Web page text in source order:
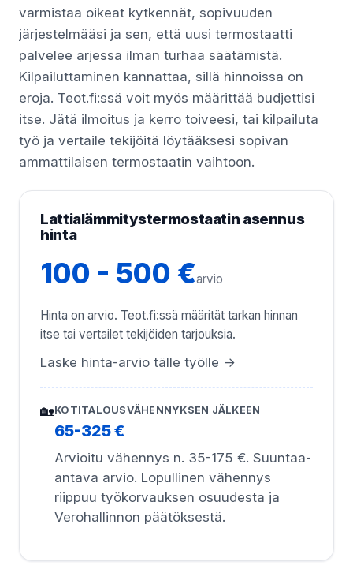
varmistaa oikeat kytkennät, sopivuuden
järjestelmääsi ja sen, että uusi termostaatti
palvelee arjessa ilman turhaa säätämistä.
Kilpailuttaminen kannattaa, sillä hinnoissa on
eroja. Teot.fi:ssä voit myös määrittää budjettisi
itse. Jätä ilmoitus ja kerro toiveesi, tai kilpailuta
työ ja vertaile tekijöitä löytääksesi sopivan
ammattilaisen termostaatin vaihtoon.
Lattialämmitystermostaatin asennus
hinta
100 - 500 €arvio
Hinta on arvio. Teot.fi:ssä määrität tarkan hinnan
itse tai vertailet tekijöiden tarjouksia.
Laske hinta-arvio tälle työlle →
🏡KOTITALOUSVÄHENNYKSEN JÄLKEEN
65-325 €
Arvioitu vähennys n. 35-175 €. Suuntaa-
antava arvio. Lopullinen vähennys
riippuu työkorvauksen osuudesta ja
Verohallinnon päätöksestä.